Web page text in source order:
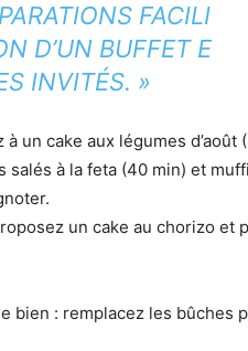
FACILI
D’UN BUFFET E
INVITÉS. »
à un cake aux légumes
salés à la feta (40 min) et
un cake au chorizo
bien : remplacez les bûches